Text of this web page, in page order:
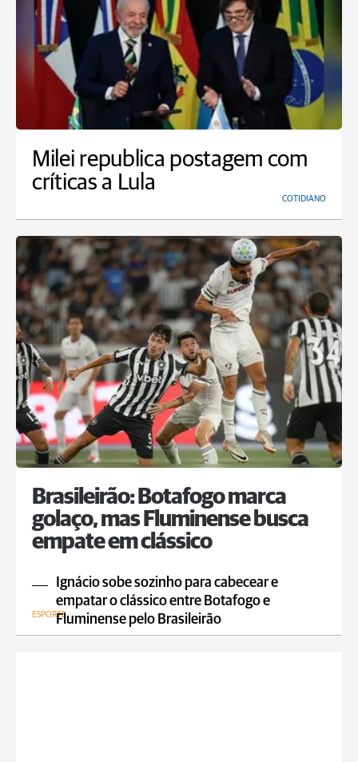
Milei republica postagem com
críticas a Lula
COTIDIANO
Brasileirão: Botafogo marca
golaço, mas Fluminense busca
empate em clássico
Ignácio sobe sozinho para cabecear e
empatar o clássico entre Botafogo e
Fluminense pelo Brasileirão
ESPORTE